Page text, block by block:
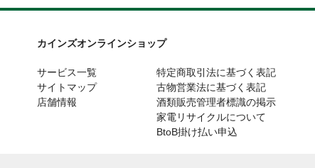
カインズオンラインショップ
サービス一覧
サイトマップ
店舗情報
特定商取引法に基づく表記
古物営業法に基づく表記
酒類販売管理者標識の掲示
家電リサイクルについて
BtoB掛け払い申込